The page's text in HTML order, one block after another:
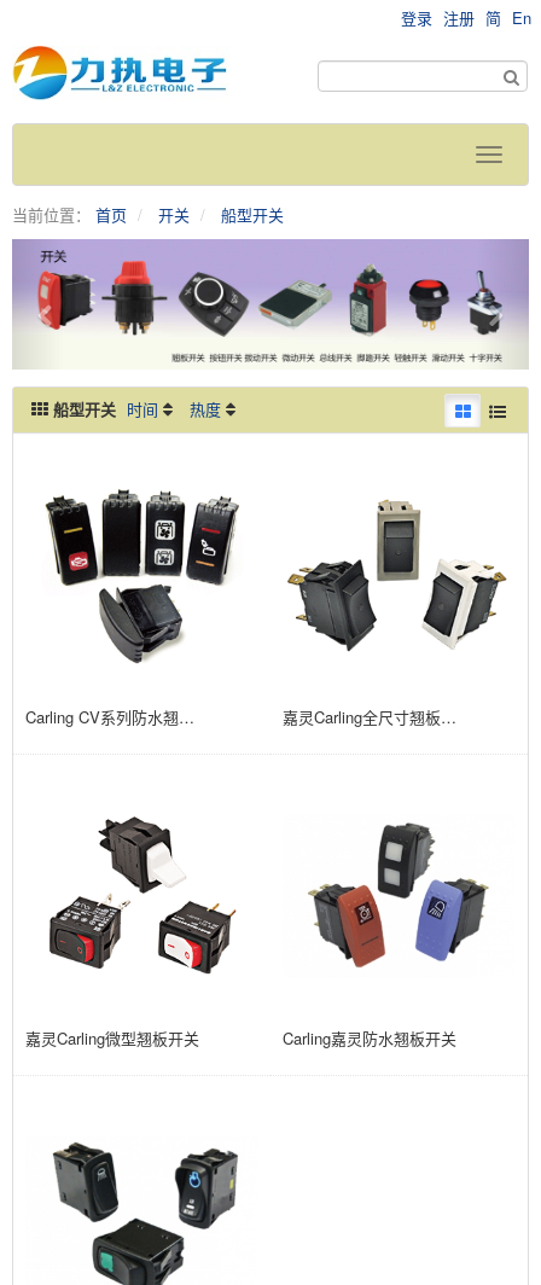
登录 注册 简 En
当前位置： 首页 开关 船型开关
船型开关 时间 热度
Carling CV系列防水翘板开关 嘉灵Carling全尺寸翘板开关
嘉灵Carling微型翘板开关 Carling嘉灵防水翘板开关